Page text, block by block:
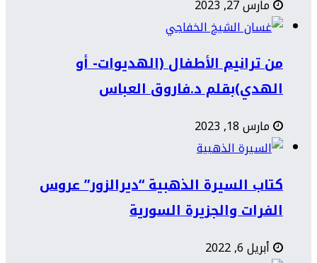
مارس 27, 2023
من ترانيم الأطفال (الهديوات- أو
الهدي)بقلم د.فاروق العباس
مارس 18, 2023
كتاب السيرة الذهبية “ديرالزور” عروس
الفرات والجزيرة السورية
أبريل 6, 2022